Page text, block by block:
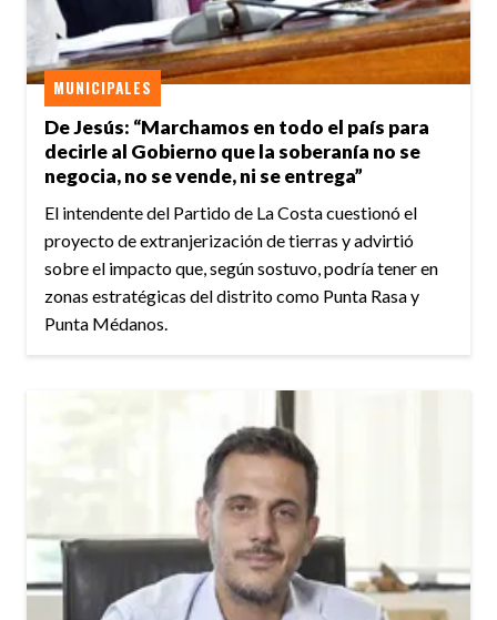
De Jesús: “Marchamos en todo el país para
decirle al Gobierno que la soberanía no se
negocia, no se vende, ni se entrega”
MUNICIPALES
El intendente del Partido de La Costa cuestionó el
proyecto de extranjerización de tierras y advirtió
sobre el impacto que, según sostuvo, podría tener en
zonas estratégicas del distrito como Punta Rasa y
Punta Médanos.